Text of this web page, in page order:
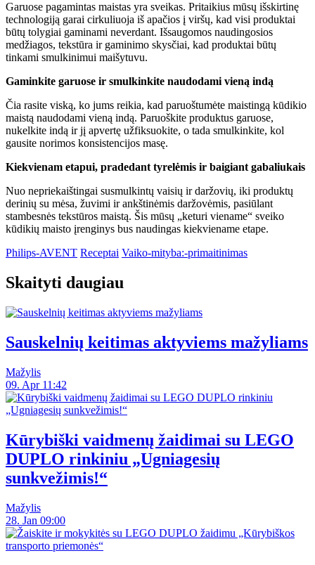
Garuose pagamintas maistas yra sveikas. Pritaikius mūsų išskirtinę
technologiją garai cirkuliuoja iš apačios į viršų, kad visi produktai
būtų tolygiai gaminami neverdant. Išsaugomos naudingosios
medžiagos, tekstūra ir gaminimo skysčiai, kad produktai būtų
tinkami smulkinimui maišytuvu.
Gaminkite garuose ir smulkinkite naudodami vieną indą
Čia rasite viską, ko jums reikia, kad paruoštumėte maistingą kūdikio
maistą naudodami vieną indą. Paruoškite produktus garuose,
nukelkite indą ir jį apvertę užfiksuokite, o tada smulkinkite, kol
gausite norimos konsistencijos masę.
Kiekvienam etapui, pradedant tyrelėmis ir baigiant gabaliukais
Nuo nepriekaištingai susmulkintų vaisių ir daržovių, iki produktų
derinių su mėsa, žuvimi ir ankštinėmis daržovėmis, pasiūlant
stambesnės tekstūros maistą. Šis mūsų „keturi viename“ sveiko
kūdikių maisto įrenginys bus naudingas kiekviename etape.
Philips-AVENT Receptai Vaiko-mityba:-primaitinimas
Skaityti daugiau
Sauskelnių keitimas aktyviems mažyliams
Mažylis
09. Apr 11:42
Kūrybiški vaidmenų žaidimai su LEGO
DUPLO rinkiniu „Ugniagesių
sunkvežimis!“
Mažylis
28. Jan 09:00